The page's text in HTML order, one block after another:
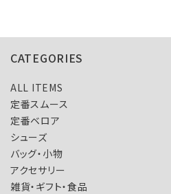
CATEGORIES
ALL ITEMS
定番スムース
定番ベロア
シューズ
バッグ・小物
アクセサリー
雑貨・ギフト・食品